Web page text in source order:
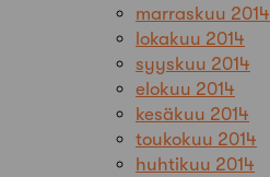
marraskuu 2014
lokakuu 2014
syyskuu 2014
elokuu 2014
kesäkuu 2014
toukokuu 2014
huhtikuu 2014